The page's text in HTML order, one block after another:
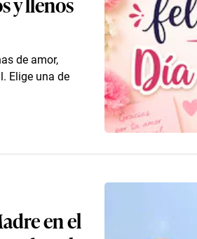
de amor,
Elige una de
en el